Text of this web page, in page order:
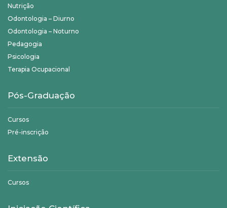
Nutrição
Odontologia – Diurno
Odontologia – Noturno
Pedagogia
Psicologia
Terapia Ocupacional
Pós-Graduação
Cursos
Pré-inscrição
Extensão
Cursos